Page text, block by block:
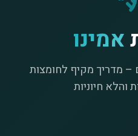
אמינו
– מדריך מקיף לחומצות
והלא חיוניות